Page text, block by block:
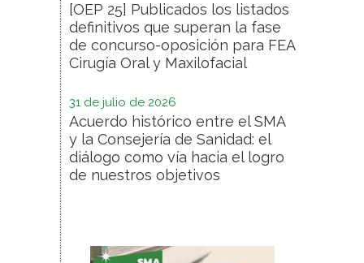
[OEP 25] Publicados los listados
definitivos que superan la fase
de concurso-oposición para FEA
Cirugía Oral y Maxilofacial
31 de julio de 2026
Acuerdo histórico entre el SMA
y la Consejería de Sanidad: el
diálogo como vía hacia el logro
de nuestros objetivos